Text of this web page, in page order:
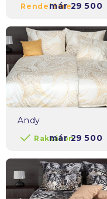
Rendelésre
már29 500
Andy
Raktáron
már29 500